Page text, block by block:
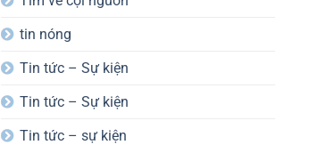
tin nóng
Tin tức – Sự kiện
Tin tức – Sự kiện
Tin tức – sự kiện